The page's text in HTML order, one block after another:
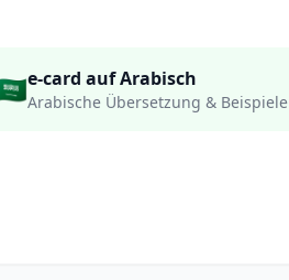
e-card auf Arabisch
Arabische Übersetzung & Beispiele